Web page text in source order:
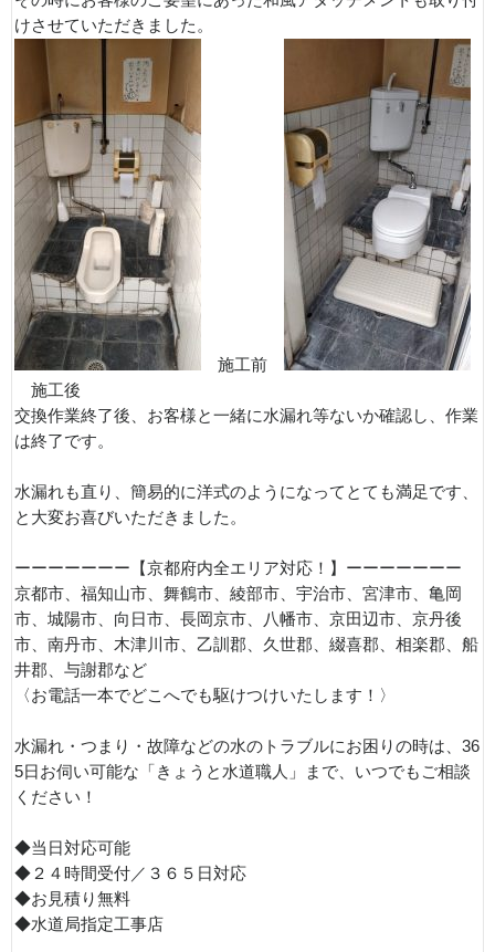
けさせていただきました。
施工前
施工後
交換作業終了後、お客様と一緒に水漏れ等ないか確認し、作業
は終了です。
水漏れも直り、簡易的に洋式のようになってとても満足です、
と大変お喜びいただきました。
ーーーーーーー【京都府内全エリア対応！】ーーーーーーー
京都市、福知山市、舞鶴市、綾部市、宇治市、宮津市、亀岡
市、城陽市、向日市、長岡京市、八幡市、京田辺市、京丹後
市、南丹市、木津川市、乙訓郡、久世郡、綴喜郡、相楽郡、船
井郡、与謝郡など
〈お電話一本でどこへでも駆けつけいたします！〉
水漏れ・つまり・故障などの水のトラブルにお困りの時は、36
5日お伺い可能な「きょうと水道職人」まで、いつでもご相談
ください！
◆当日対応可能
◆２４時間受付／３６５日対応
◆お見積り無料
◆水道局指定工事店